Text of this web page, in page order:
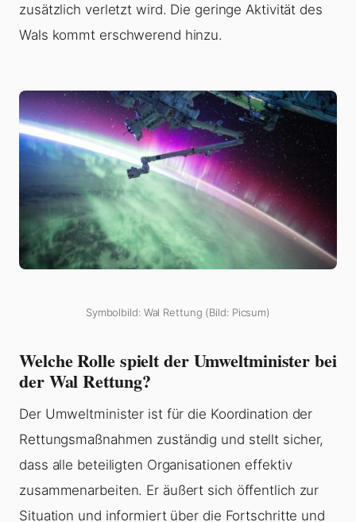
zusätzlich verletzt wird. Die geringe Aktivität des
Wals kommt erschwerend hinzu.
Symbolbild: Wal Rettung (Bild: Picsum)
Welche Rolle spielt der Umweltminister bei
der Wal Rettung?
Der Umweltminister ist für die Koordination der
Rettungsmaßnahmen zuständig und stellt sicher,
dass alle beteiligten Organisationen effektiv
zusammenarbeiten. Er äußert sich öffentlich zur
Situation und informiert über die Fortschritte und